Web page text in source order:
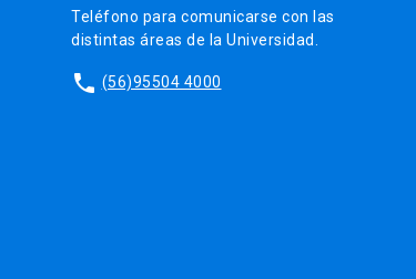
Teléfono para comunicarse con las
distintas áreas de la Universidad.
phone (56)95504 4000